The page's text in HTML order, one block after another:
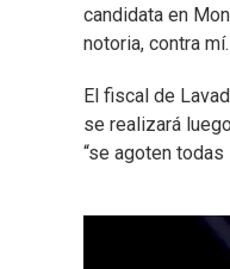
candidata en
notoria, contra
El fiscal de
se realizará
“se agoten